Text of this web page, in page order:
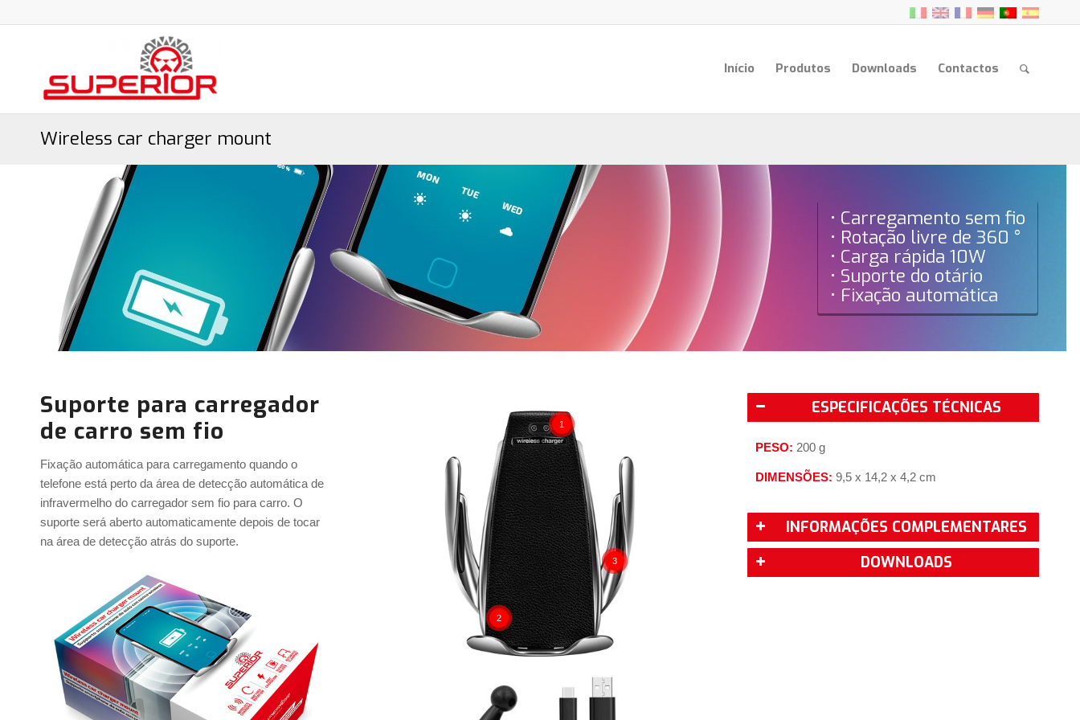
Início Produtos Downloads Contactos
Wireless car charger mount
• Carregamento sem fio
• Rotação livre de 360 °
• Carga rápida 10W
• Suporte do otário
• Fixação automática
Suporte para carregador
de carro sem fio
Fixação automática para carregamento quando o
telefone está perto da área de detecção automática de
infravermelho do carregador sem fio para carro. O
suporte será aberto automaticamente depois de tocar
na área de detecção atrás do suporte.
1
2
3
ESPECIFICAÇÕES TÉCNICAS
PESO: 200 g
DIMENSÕES:9,5 x 14,2 x 4,2 cm
INFORMAÇÕES COMPLEMENTARES
DOWNLOADS